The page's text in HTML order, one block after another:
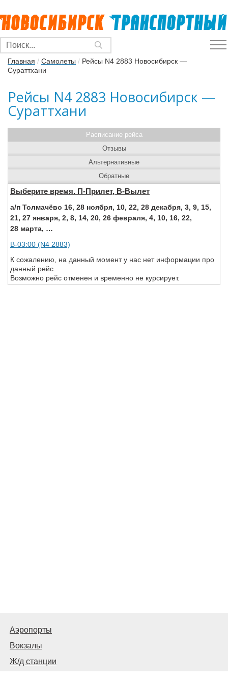
Главная / Самолеты / Рейсы N4 2883 Новосибирск —
Сураттхани
Рейсы N4 2883 Новосибирск —
Сураттхани
Расписание рейса
Выберите время. П-Прилет, В-Вылет
а/п Толмачёво 16, 28 ноября, 10, 22, 28 декабря, 3, 9, 15,
21, 27 января, 2, 8, 14, 20, 26 февраля, 4, 10, 16, 22,
28 марта, …
В-03:00 (N4 2883)
К сожалению, на данный момент у нас нет информации про
данный рейс.
Возможно рейс отменен и временно не курсирует.
Отзывы
Альтернативные
Обратные
Аэропорты
Вокзалы
Ж/д станции